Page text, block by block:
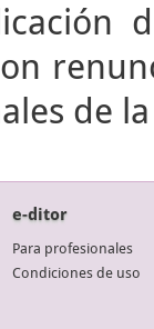
de
e-ditor
Para profesionales
Condiciones de uso